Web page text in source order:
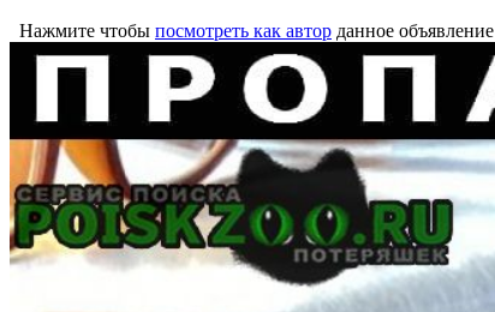
Нажмите чтобы посмотреть как автор данное объявление